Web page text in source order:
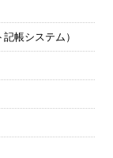
帳システム）